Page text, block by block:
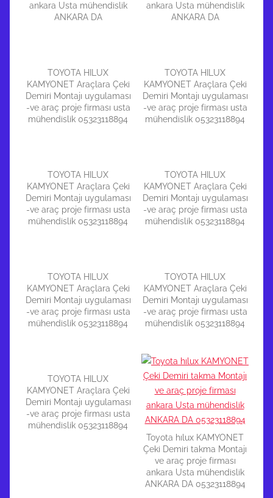
ankara Usta mühendislik
ANKARA DA
ankara Usta mühendislik
ANKARA DA
TOYOTA HILUX
KAMYONET Araçlara Çeki
Demiri Montajı uygulaması
-ve araç proje firması usta
mühendislik 05323118894
TOYOTA HILUX
KAMYONET Araçlara Çeki
Demiri Montajı uygulaması
-ve araç proje firması usta
mühendislik 05323118894
TOYOTA HILUX
KAMYONET Araçlara Çeki
Demiri Montajı uygulaması
-ve araç proje firması usta
mühendislik 05323118894
TOYOTA HILUX
KAMYONET Araçlara Çeki
Demiri Montajı uygulaması
-ve araç proje firması usta
mühendislik 05323118894
TOYOTA HILUX
KAMYONET Araçlara Çeki
Demiri Montajı uygulaması
-ve araç proje firması usta
mühendislik 05323118894
TOYOTA HILUX
KAMYONET Araçlara Çeki
Demiri Montajı uygulaması
-ve araç proje firması usta
mühendislik 05323118894
TOYOTA HILUX
KAMYONET Araçlara Çeki
Demiri Montajı uygulaması
-ve araç proje firması usta
mühendislik 05323118894
Toyota hılux KAMYONET
Çeki Demiri takma Montajı
ve araç proje firması
ankara Usta mühendislik
ANKARA DA 05323118894